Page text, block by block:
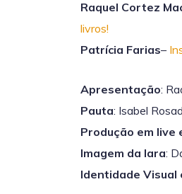
Raquel Cortez
livros!
Patrícia Farias–
Apresentação:
Pauta: Isabel
Produção em live
Imagem da Iara:
Identidade Visual